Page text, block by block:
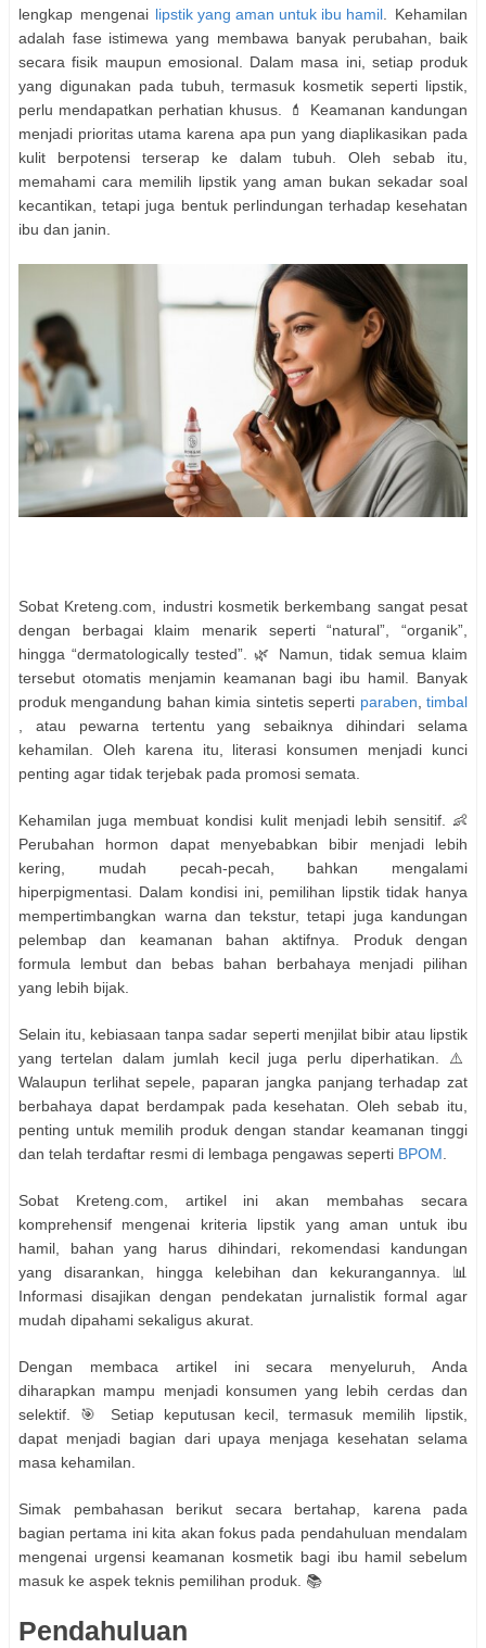
lengkap mengenai lipstik yang aman untuk ibu hamil . Kehamilan
adalah fase istimewa yang membawa banyak perubahan, baik
secara fisik maupun emosional. Dalam masa ini, setiap produk
yang digunakan pada tubuh, termasuk kosmetik seperti lipstik,
perlu mendapatkan perhatian khusus. 💄 Keamanan kandungan
menjadi prioritas utama karena apa pun yang diaplikasikan pada
kulit berpotensi terserap ke dalam tubuh. Oleh sebab itu,
memahami cara memilih lipstik yang aman bukan sekadar soal
kecantikan, tetapi juga bentuk perlindungan terhadap kesehatan
ibu dan janin.
Sobat Kreteng.com, industri kosmetik berkembang sangat pesat
dengan berbagai klaim menarik seperti “natural”, “organik”,
hingga “dermatologically tested”. 🌿 Namun, tidak semua klaim
tersebut otomatis menjamin keamanan bagi ibu hamil. Banyak
produk mengandung bahan kimia sintetis seperti paraben ,timbal
, atau pewarna tertentu yang sebaiknya dihindari selama
kehamilan. Oleh karena itu, literasi konsumen menjadi kunci
penting agar tidak terjebak pada promosi semata.
Kehamilan juga membuat kondisi kulit menjadi lebih sensitif. 👶
Perubahan hormon dapat menyebabkan bibir menjadi lebih
kering, mudah pecah-pecah, bahkan mengalami
hiperpigmentasi. Dalam kondisi ini, pemilihan lipstik tidak hanya
mempertimbangkan warna dan tekstur, tetapi juga kandungan
pelembap dan keamanan bahan aktifnya. Produk dengan
formula lembut dan bebas bahan berbahaya menjadi pilihan
yang lebih bijak.
Selain itu, kebiasaan tanpa sadar seperti menjilat bibir atau lipstik
yang tertelan dalam jumlah kecil juga perlu diperhatikan. ⚠️
Walaupun terlihat sepele, paparan jangka panjang terhadap zat
berbahaya dapat berdampak pada kesehatan. Oleh sebab itu,
penting untuk memilih produk dengan standar keamanan tinggi
dan telah terdaftar resmi di lembaga pengawas seperti BPOM
Sobat Kreteng.com, artikel ini akan membahas secara
komprehensif mengenai kriteria lipstik yang aman untuk ibu
hamil, bahan yang harus dihindari, rekomendasi kandungan
yang disarankan, hingga kelebihan dan kekurangannya. 📊
Informasi disajikan dengan pendekatan jurnalistik formal agar
mudah dipahami sekaligus akurat.
Dengan membaca artikel ini secara menyeluruh, Anda
diharapkan mampu menjadi konsumen yang lebih cerdas dan
selektif. 🎯 Setiap keputusan kecil, termasuk memilih lipstik,
dapat menjadi bagian dari upaya menjaga kesehatan selama
masa kehamilan.
Simak pembahasan berikut secara bertahap, karena pada
bagian pertama ini kita akan fokus pada pendahuluan mendalam
mengenai urgensi keamanan kosmetik bagi ibu hamil sebelum
masuk ke aspek teknis pemilihan produk. 📚
Pendahuluan